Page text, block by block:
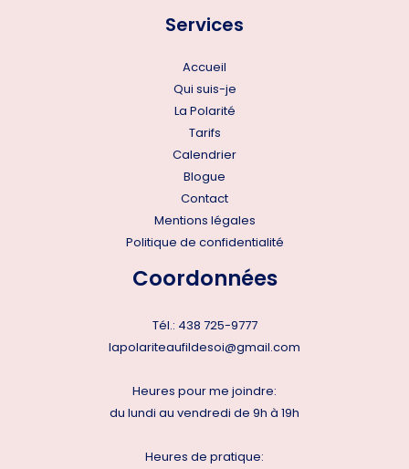
Services
Accueil
Qui suis-je
La Polarité
Tarifs
Calendrier
Blogue
Contact
Mentions légales
Politique de confidentialité
Coordonnées
Tél.: 438 725-9777
lapolariteaufildesoi@gmail.com
Heures pour me joindre:
du lundi au vendredi de 9h à 19h
Heures de pratique: